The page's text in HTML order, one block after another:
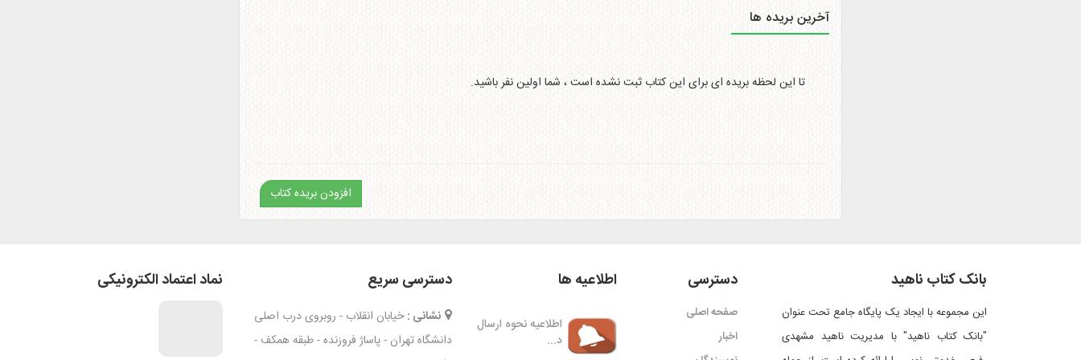
آخرین بریده ها
تا این لحظه بریده ای برای این کتاب ثبت نشده است ، شما اولین نفر باشید.
افزودن بریده کتاب
بانک کتاب ناهید
این مجموعه با ایجاد یک پایگاه جامع تحت عنوان
"بانک کتاب ناهید" با مدیریت ناهید مشهدی
دسترسی
صفحه اصلی
اخبار
اطلاعیه ها
اطلاعیه نحوه ارسال
د...
دسترسی سریع
نشانی : خیابان انقلاب - روبروی درب اصلی
دانشگاه تهران - پاساژ فروزنده - طبقه همکف -
نماد اعتماد الکترونیکی